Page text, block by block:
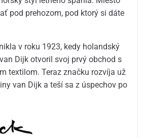
pod prehozom, pod ktorý si dáte
v roku 1923, kedy holandský
Dijk otvoril svoj prvý obchod s
textilom. Teraz značku rozvíja už
van Dijk a teší sa z úspechov po